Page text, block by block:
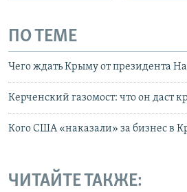
ПО ТЕМЕ
Чего ждать Крыму от президента
Керченский газомост: что он даст
Кого США «наказали» за бизнес в
ЧИТАЙТЕ ТАКЖЕ: